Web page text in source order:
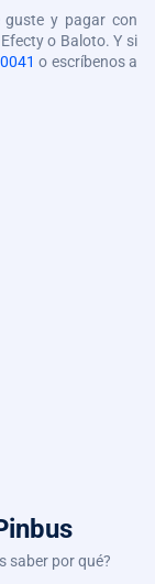
guste y pagar con
o Baloto. Y si
o escríbenos a
saber por qué?